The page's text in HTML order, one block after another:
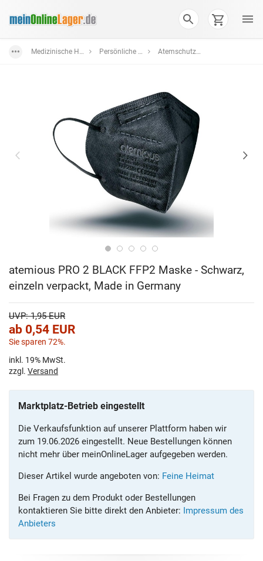
Medizinische Hilfsmittel Persönliche Schutzausrüstung Atemschutzmasken
atemious PRO 2 BLACK FFP2 Maske - Schwarz,
einzeln verpackt, Made in Germany
UVP: 1,95 EUR
ab 0,54 EUR
Sie sparen 72%.
inkl. 19% MwSt.
zzgl. Versand
Marktplatz-Betrieb eingestellt
Die Verkaufsfunktion auf unserer Plattform haben wir
zum 19.06.2026 eingestellt. Neue Bestellungen können
nicht mehr über meinOnlineLager aufgegeben werden.
Dieser Artikel wurde angeboten von: Feine Heimat
Bei Fragen zu dem Produkt oder Bestellungen
kontaktieren Sie bitte direkt den Anbieter: Impressum des
Anbieters